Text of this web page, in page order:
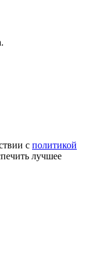
с политикой
лучшее